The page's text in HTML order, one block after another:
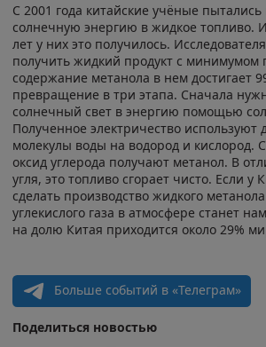
С 2001 года китайские учёные
солнечную энергию в жидкое топливо. И
лет у них это получилось.
получить жидкий продукт с
содержание метанола в нем достигает
превращение в три этапа. Сначала
солнечный свет в энергию помощью
Полученное электричество используют
молекулы воды на водород и кислород.
оксид углерода получают метанол. В
угля, это топливо сгорает чисто. Если у
сделать производство жидкого
углекислого газа в атмосфере станет
на долю Китая приходится около 29%
Больше событий в «Телеграм»
Поделиться новостью